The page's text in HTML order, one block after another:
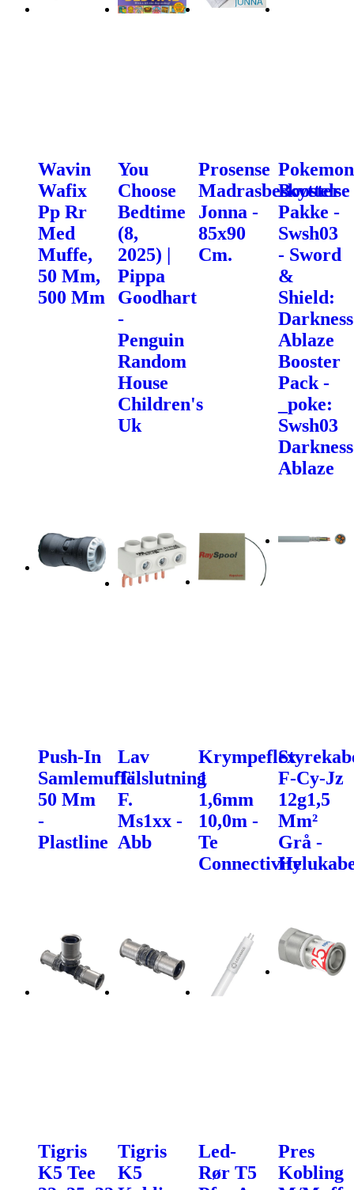
Wavin
Wafix
Pp Rr
Med
Muffe,
50 Mm,
500 Mm
You
Choose
Bedtime
(8,
2025) |
Pippa
Goodhart
-
Penguin
Random
House
Children's
Uk
Prosense
Madrasbeskyttelse
Jonna -
85x90
Cm.
Pokemon
Booster
Pakke -
Swsh03
- Sword
&
Shield:
Darkness
Ablaze
Booster
Pack -
_poke:
Swsh03
Darkness
Ablaze
Push-In
Samlemuffe
50 Mm
-
Plastline
Lav
Tilslutning
F.
Ms1xx -
Abb
Krympeflex
1
1,6mm
10,0m -
Te
Connectivity
F-Cy-Jz
12g1,5
Mm²
Grå -
Tigris
K5 Tee
Tigris
K5
Led-
Rør T5
Pres
Kobling